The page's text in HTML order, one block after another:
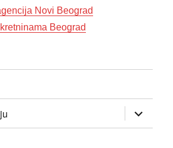
Novi Beograd
Beograd
прошири
изборник
дете